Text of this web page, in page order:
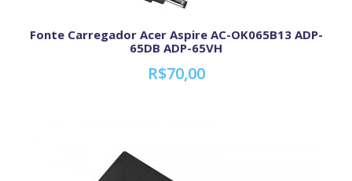
Fonte Carregador Acer Aspire AC-OK065B13 ADP-
65DB ADP-65VH
R$70,00